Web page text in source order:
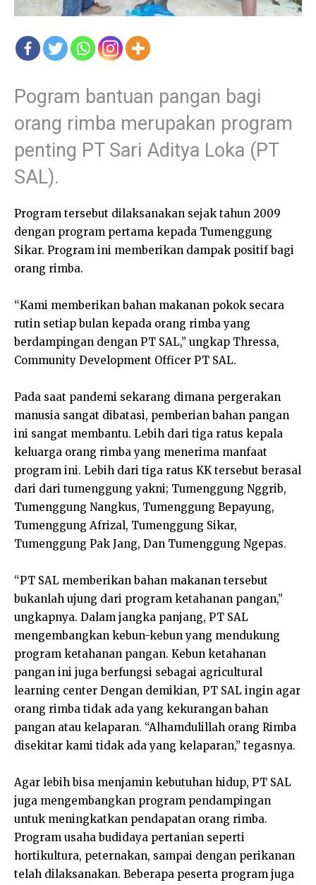
Pogram bantuan pangan bagi
orang rimba merupakan program
penting PT Sari Aditya Loka (PT
SAL).
Program tersebut dilaksanakan sejak tahun 2009
dengan program pertama kepada Tumenggung
Sikar. Program ini memberikan dampak positif bagi
orang rimba.
“Kami memberikan bahan makanan pokok secara
rutin setiap bulan kepada orang rimba yang
berdampingan dengan PT SAL,” ungkap Thressa,
Community Development Officer PT SAL.
Pada saat pandemi sekarang dimana pergerakan
manusia sangat dibatasi, pemberian bahan pangan
ini sangat membantu. Lebih dari tiga ratus kepala
keluarga orang rimba yang menerima manfaat
program ini. Lebih dari tiga ratus KK tersebut berasal
dari dari tumenggung yakni; Tumenggung Nggrib,
Tumenggung Nangkus, Tumenggung Bepayung,
Tumenggung Afrizal, Tumenggung Sikar,
Tumenggung Pak Jang, Dan Tumenggung Ngepas.
“PT SAL memberikan bahan makanan tersebut
bukanlah ujung dari program ketahanan pangan,”
ungkapnya. Dalam jangka panjang, PT SAL
mengembangkan kebun-kebun yang mendukung
program ketahanan pangan. Kebun ketahanan
pangan ini juga berfungsi sebagai agricultural
learning center Dengan demikian, PT SAL ingin agar
orang rimba tidak ada yang kekurangan bahan
pangan atau kelaparan. “Alhamdulillah orang Rimba
disekitar kami tidak ada yang kelaparan,” tegasnya.
Agar lebih bisa menjamin kebutuhan hidup, PT SAL
juga mengembangkan program pendampingan
untuk meningkatkan pendapatan orang rimba.
Program usaha budidaya pertanian seperti
hortikultura, peternakan, sampai dengan perikanan
telah dilaksanakan. Beberapa peserta program juga